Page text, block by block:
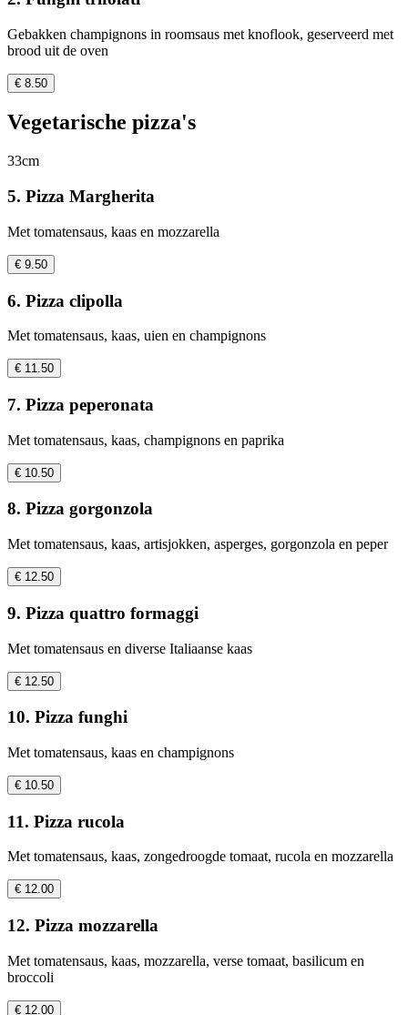
Gebakken champignons in roomsaus met knoflook, geserveerd met
brood uit de oven
€ 8.50
Vegetarische pizza's
33cm
5. Pizza Margherita
Met tomatensaus, kaas en mozzarella
€ 9.50
6. Pizza clipolla
Met tomatensaus, kaas, uien en champignons
€ 11.50
7. Pizza peperonata
Met tomatensaus, kaas, champignons en paprika
€ 10.50
8. Pizza gorgonzola
Met tomatensaus, kaas, artisjokken, asperges, gorgonzola en peper
€ 12.50
9. Pizza quattro formaggi
Met tomatensaus en diverse Italiaanse kaas
€ 12.50
10. Pizza funghi
Met tomatensaus, kaas en champignons
€ 10.50
11. Pizza rucola
Met tomatensaus, kaas, zongedroogde tomaat, rucola en mozzarella
€ 12.00
12. Pizza mozzarella
Met tomatensaus, kaas, mozzarella, verse tomaat, basilicum en
broccoli
€ 12.00